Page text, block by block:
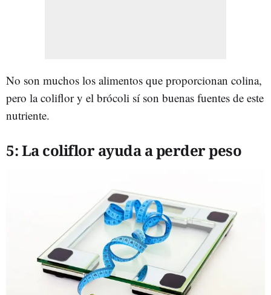
No son muchos los alimentos que proporcionan colina,
pero la coliflor y el brócoli sí son buenas fuentes de este
nutriente.
5: La coliflor ayuda a perder peso